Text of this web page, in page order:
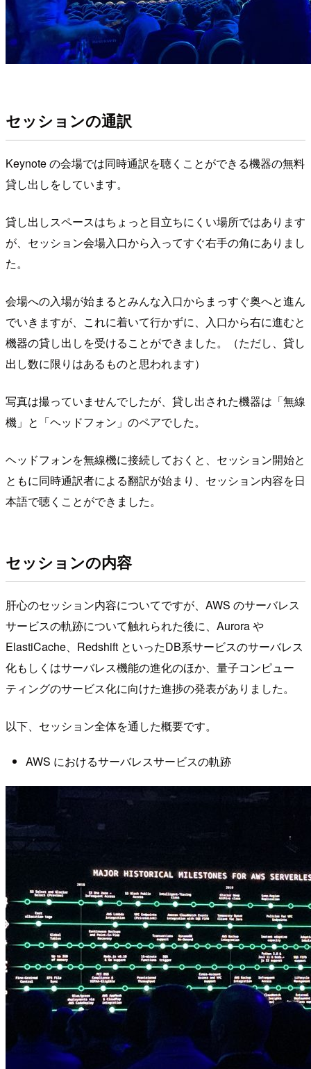
セッションの通訳
Keynote の会場では同時通訳を聴くことができる機器の無料
貸し出しをしています。
貸し出しスペースはちょっと目立ちにくい場所ではあります
が、セッション会場入口から入ってすぐ右手の角にありまし
た。
会場への入場が始まるとみんな入口からまっすぐ奥へと進ん
でいきますが、これに着いて行かずに、入口から右に進むと
機器の貸し出しを受けることができました。（ただし、貸し
出し数に限りはあるものと思われます）
写真は撮っていませんでしたが、貸し出された機器は「無線
機」と「ヘッドフォン」のペアでした。
ヘッドフォンを無線機に接続しておくと、セッション開始と
ともに同時通訳者による翻訳が始まり、セッション内容を日
本語で聴くことができました。
セッションの内容
肝心のセッション内容についてですが、AWS のサーバレス
サービスの軌跡について触れられた後に、Aurora や
ElastiCache、Redshift といったDB系サービスのサーバレス
化もしくはサーバレス機能の進化のほか、量子コンピュー
ティングのサービス化に向けた進捗の発表がありました。
以下、セッション全体を通した概要です。
AWS におけるサーバレスサービスの軌跡